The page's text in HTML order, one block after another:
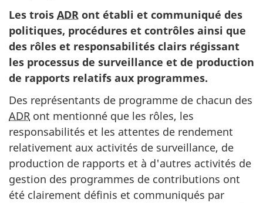
Les trois ADR ont établi et communiqué des
politiques, procédures et contrôles ainsi que
des rôles et responsabilités clairs régissant
les processus de surveillance et de production
de rapports relatifs aux programmes.
Des représentants de programme de chacun des
ADR ont mentionné que les rôles, les
responsabilités et les attentes de rendement
relativement aux activités de surveillance, de
production de rapports et à d'autres activités de
gestion des programmes de contributions ont
été clairement définis et communiqués par